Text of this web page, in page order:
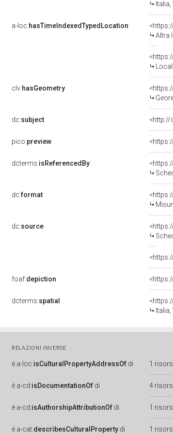
Italia,
a-loc:hasTimeIndexedTypedLocation
Altra
clv:hasGeometry
dc:subject <http://
pico:preview
dcterms:isReferencedBy
dc:format
dc:source
foaf:depiction
dcterms:spatial
Italia,
RELAZIONI INVERSE
è a-loc:isCulturalPropertyAddressOf di 1
è a-cd:isDocumentationOf di 4
è a-cd:isAuthorshipAttributionOf di 1
è a-cat:describesCulturalProperty di 1